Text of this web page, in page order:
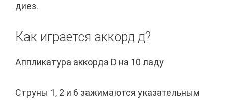
диез.
Как играется аккорд д?
Аппликатура аккорда D на 10 ладу
Струны 1, 2 и 6 зажимаются указательным